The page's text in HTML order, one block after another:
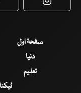
صفحۂ اول
دنیا
تعلیم